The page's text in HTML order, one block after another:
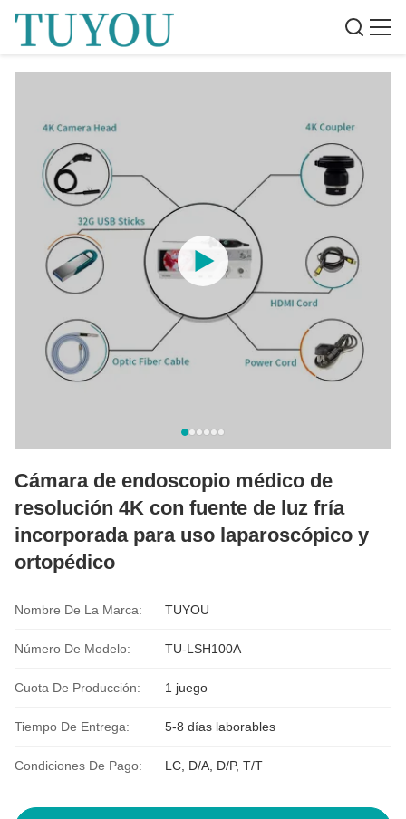
Cámara de endoscopio médico de
resolución 4K con fuente de luz fría
incorporada para uso laparoscópico y
ortopédico
Nombre De La Marca: TUYOU
Número De Modelo: TU-LSH100A
Cuota De Producción: 1 juego
Tiempo De Entrega: 5-8 días laborables
Condiciones De Pago: LC, D/A, D/P, T/T